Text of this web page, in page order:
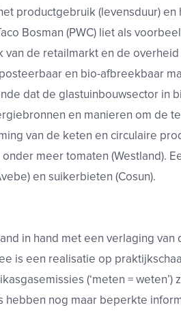
productgebruik (levensduur) en
Bosman (PWC) liet als
de retailmarkt en de
en bio-afbreekbaar
dat de glastuinbouwsector in
en manieren om de
van de keten en circulaire
meer tomaten (Westland).
en suikerbieten (Cosun).
in hand met een verlaging
is een realisatie op
(‘meten = weten’)
hebben nog maar beperkte